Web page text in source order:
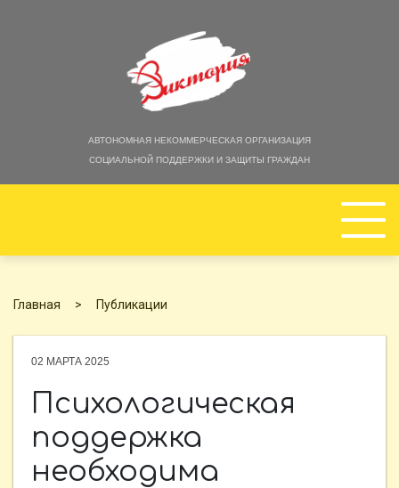
АВТОНОМНАЯ НЕКОММЕРЧЕСКАЯ ОРГАНИЗАЦИЯ
СОЦИАЛЬНОЙ ПОДДЕРЖКИ И ЗАЩИТЫ ГРАЖДАН
НОВОСТИ
ФОТОАЛЬБОМЫ
Главная Публикации
02 МАРТА 2025
Психологическая
поддержка
необходима